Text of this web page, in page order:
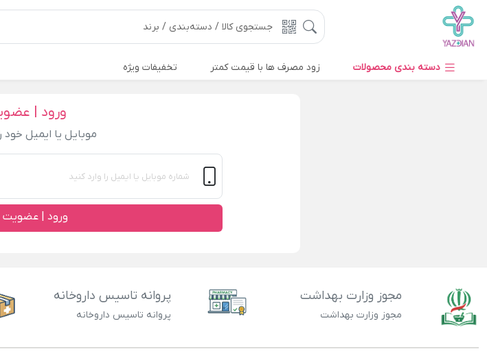
دسته بندی محصولات زود مصرف ها با قیمت کمتر تخفیفات ویژه
ورود |
موبایل یا ایمیل خود
ورود | عضویت
مجوز وزارت بهداشت
مجوز وزارت بهداشت
پروانه تاسیس داروخانه
پروانه تاسیس داروخانه